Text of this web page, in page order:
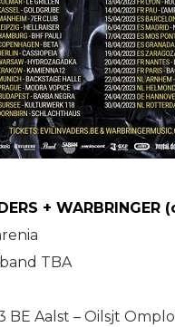
+
TBA
BE Aalst – Oilsjt